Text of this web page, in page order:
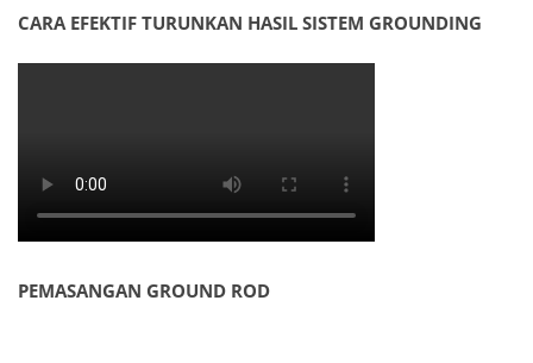
CARA EFEKTIF TURUNKAN HASIL SISTEM GROUNDING
PEMASANGAN GROUND ROD